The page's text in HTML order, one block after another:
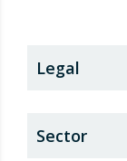
Legal
Sector